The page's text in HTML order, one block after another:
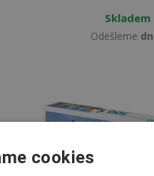
Skladem
Odešleme
cookies